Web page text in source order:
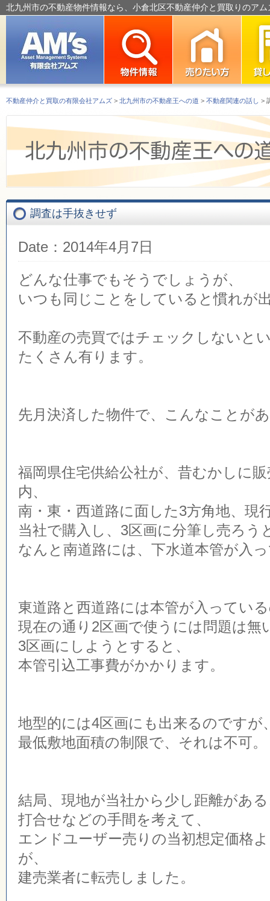
北九州市の不動産物件情報なら、小倉北区不動産仲介と買取りのア
不動産仲介と買取の有限会社アムズ > 北九州市の不動産王への道 > 不動産関連の話し >
調査は手抜きせず
Date：2014年4月7日
どんな仕事でもそうでしょうが、
いつも同じことをしていると慣れが
不動産の売買ではチェックしないと
たくさん有ります。
先月決済した物件で、こんなことが
福岡県住宅供給公社が、昔むかしに
内、
南・東・西道路に面した3方角地、現
当社で購入し、3区画に分筆し売ろう
なんと南道路には、下水道本管が入
東道路と西道路には本管が入ってい
現在の通り2区画で使うには問題は無
3区画にしようとすると、
本管引込工事費がかかります。
地型的には4区画にも出来るのですが
最低敷地面積の制限で、それは不可。
結局、現地が当社から少し距離があ
打合せなどの手間を考えて、
エンドユーザー売りの当初想定価格
が、
建売業者に転売しました。